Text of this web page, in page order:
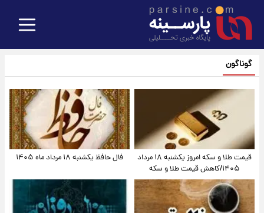
گوناگون
قیمت طلا و سکه امروز یکشنبه ۱۸ مرداد
۱۴۰۵/کاهش قیمت طلا و سکه
فال حافظ یکشنبه ۱۸ مرداد ماه ۱۴۰۵